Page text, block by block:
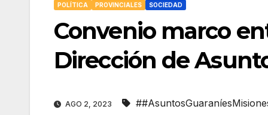
POLÍTICA PROVINCIALES SOCIEDAD
Convenio marco
Dirección de
AGO 2, 2023